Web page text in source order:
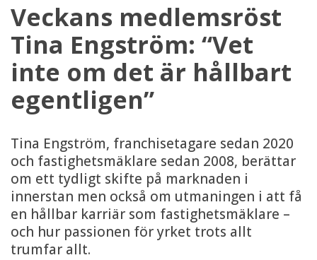
Veckans medlemsröst
Tina Engström: “Vet
inte om det är hållbart
egentligen”
Tina Engström, franchisetagare sedan 2020
och fastighetsmäklare sedan 2008, berättar
om ett tydligt skifte på marknaden i
innerstan men också om utmaningen i att få
en hållbar karriär som fastighetsmäklare –
och hur passionen för yrket trots allt
trumfar allt.